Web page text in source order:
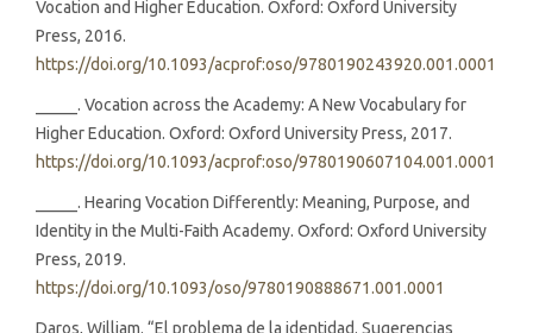
Vocation and Higher Education. Oxford: Oxford University
Press, 2016.
https://doi.org/10.1093/acprof:oso/9780190243920.001.0001
_____. Vocation across the Academy: A New Vocabulary for
Higher Education. Oxford: Oxford University Press, 2017.
https://doi.org/10.1093/acprof:oso/9780190607104.001.0001
_____. Hearing Vocation Differently: Meaning, Purpose, and
Identity in the Multi-Faith Academy. Oxford: Oxford University
Press, 2019.
https://doi.org/10.1093/oso/9780190888671.001.0001
Daros, William. “El problema de la identidad. Sugerencias